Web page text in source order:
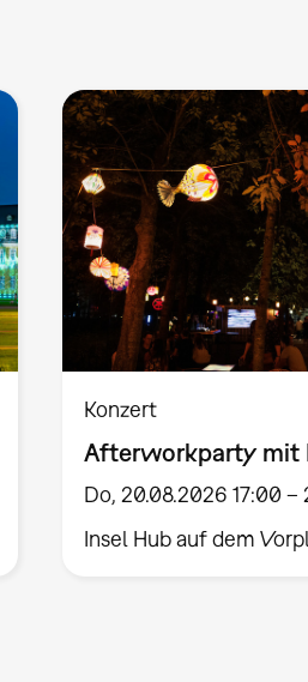
Konzert
Afterworkparty mit
Do, 20.08.2026 17:00 –
Insel Hub auf dem